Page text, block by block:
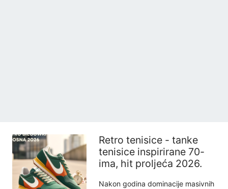
Retro tenisice - tanke
tenisice inspirirane 70-
ima, hit proljeća 2026.
Nakon godina dominacije masivnih